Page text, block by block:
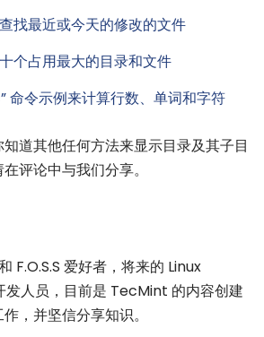
找最近或今天的修改的文件
个占用最大的目录和文件
命令示例来计算行数、单词和字符
道其他任何方法来显示目录及其子目
评论中与我们分享。
F.O.S.S 爱好者，将来的 Linux
人员，目前是 TecMint 的内容创建
，并坚信分享知识。